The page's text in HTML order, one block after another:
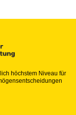
höchstem Niveau für